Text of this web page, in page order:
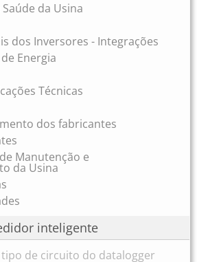
Saúde da Usina
dos Inversores - Integrações
Energia
Técnicas
dos fabricantes
Manutenção e
da Usina
inteligente
de circuito do datalogger